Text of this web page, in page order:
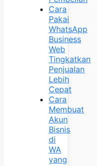
Cara
Pakai
WhatsApp
Business
Web
Tingkatkan
Penjualan
Lebih
Cepat
Cara
Membuat
Akun
Bisnis
di
WA
yang